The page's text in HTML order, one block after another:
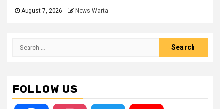
August 7, 2026 News Warta
Search
FOLLOW US